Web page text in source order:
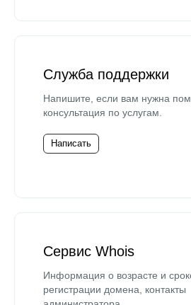
Служба поддержки
Напишите, если вам нужна
консультация по услугам.
Написать
Сервис Whois
Информация о возрасте и
регистрации домена, контакты